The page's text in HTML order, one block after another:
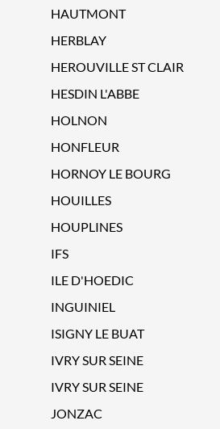
HAUTMONT
HERBLAY
HEROUVILLE ST CLAIR
HESDIN L'ABBE
HOLNON
HONFLEUR
HORNOY LE BOURG
HOUILLES
HOUPLINES
IFS
ILE D'HOEDIC
INGUINIEL
ISIGNY LE BUAT
IVRY SUR SEINE
IVRY SUR SEINE
JONZAC